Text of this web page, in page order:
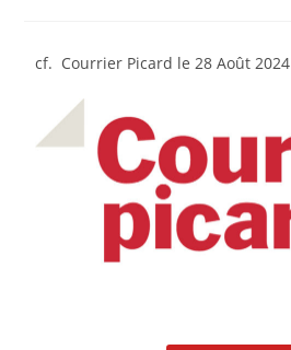
cf. Courrier Picard le 28 Août 2024